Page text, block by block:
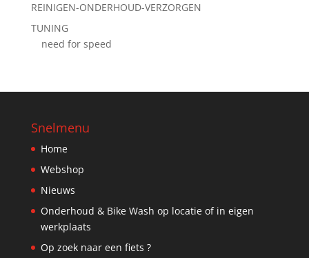
REINIGEN-ONDERHOUD-VERZORGEN
TUNING
need for speed
Snelmenu
Home
Webshop
Nieuws
Onderhoud & Bike Wash op locatie of in eigen
werkplaats
Op zoek naar een fiets ?